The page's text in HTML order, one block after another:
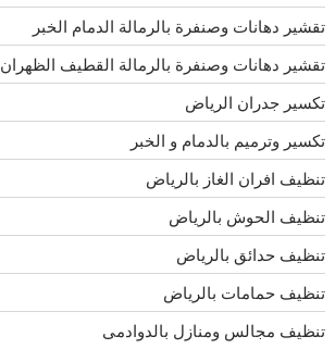
تقشير دهانات وصنفرة بالرمالة الدمام الخبر
تقشير دهانات وصنفرة بالرمالة القطيف الظهران
تكسير جدران الرياض
تكسير وترميم بالدمام و الخبر
تنظيف افران الغاز بالرياض
تنظيف الحوش بالرياض
تنظيف حدائق بالرياض
تنظيف حمامات بالرياض
تنظيف مجالس ومنازل بالدوادمى